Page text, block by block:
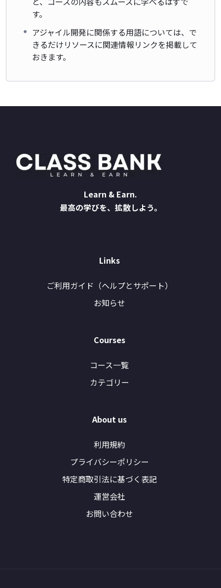
す。
アジャイル開発に関係する用語については、で
きるだけリソースに関連情報リンクを掲載して
おきます。
Learn & Earn.
最高の学びを、拡散しよう。
Links
ご利用ガイド（ヘルプとサポート）
お知らせ
Courses
コース一覧
カテゴリー
About us
利用規約
プライバシーポリシー
特定商取引法に基づく表記
運営会社
お問い合わせ